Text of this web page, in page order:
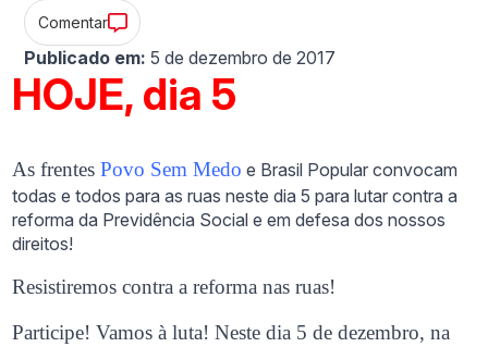
Comentar
Publicado em: 5 de dezembro de 2017
HOJE, dia 5
As frentesPovo Sem Medo e Brasil Popular convocam
todas e todos para as ruas neste dia 5 para lutar contra a
reforma da Previdência Social e em defesa dos nossos
direitos!
Resistiremos contra a reforma nas ruas!
Participe! Vamos à luta! Neste dia 5 de dezembro, na